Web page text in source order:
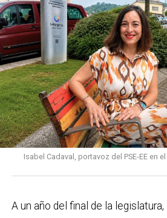
Isabel Cadaval, portavoz del PSE-EE en
A un año del final de la legislatura,